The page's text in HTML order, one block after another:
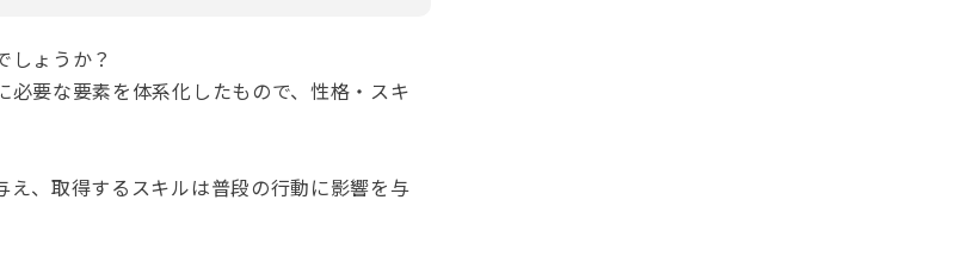
しょうか？
要な要素を体系化したもので、性格・スキ
、取得するスキルは普段の行動に影響を与